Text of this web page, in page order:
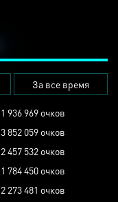
За все время
1 936 969 очков
3 852 059 очков
2 457 532 очков
1 784 450 очков
2 273 481 очков